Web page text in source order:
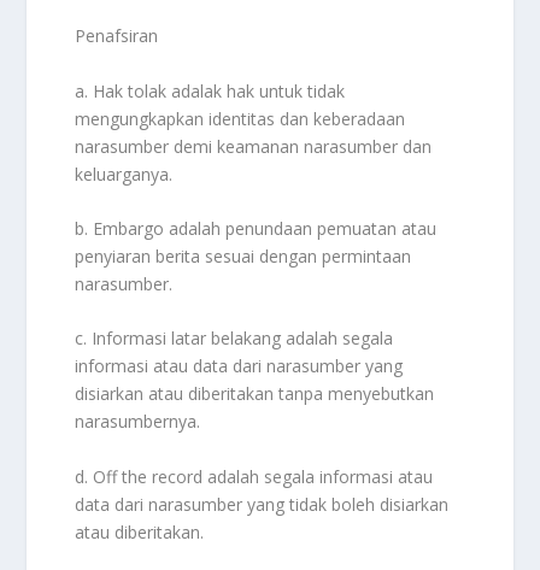
Penafsiran
a. Hak tolak adalak hak untuk tidak
mengungkapkan identitas dan keberadaan
narasumber demi keamanan narasumber dan
keluarganya.
b. Embargo adalah penundaan pemuatan atau
penyiaran berita sesuai dengan permintaan
narasumber.
c. Informasi latar belakang adalah segala
informasi atau data dari narasumber yang
disiarkan atau diberitakan tanpa menyebutkan
narasumbernya.
d. Off the record adalah segala informasi atau
data dari narasumber yang tidak boleh disiarkan
atau diberitakan.